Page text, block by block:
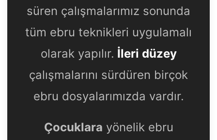
süren çalışmalarımız sonunda
tüm ebru teknikleri uygulamalı
olarak yapılır. İleri düzey
çalışmalarını sürdüren birçok
ebru dosyalarımızda vardır.
Çocuklara yönelik ebru